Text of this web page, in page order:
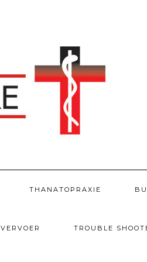
THANATOPRAXIE
VERVOER TROUBLE